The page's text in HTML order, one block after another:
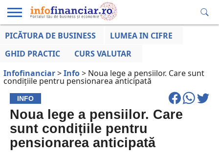
EDUCAȚIE
LA ZI
AFACERILOR
PICĂTURA DE BUSINESS
LUMEA IN CIFRE
GHID PRACTIC
CURS VALUTAR
Infofinanciar>Info> Noua lege a pensiilor. Care sunt
condițiile pentru pensionarea anticipată
INFO
Noua lege a pensiilor. Care
sunt condițiile pentru
pensionarea anticipată